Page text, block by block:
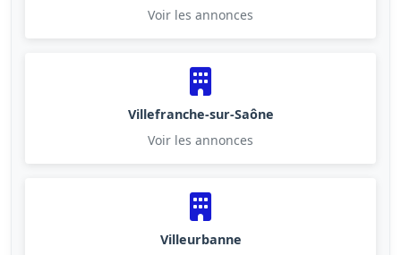
Voir les annonces
Villefranche-sur-Saône
Voir les annonces
Villeurbanne